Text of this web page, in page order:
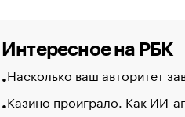
Интересное на РБК
Насколько ваш авторитет
Казино проиграло. Как ИИ-